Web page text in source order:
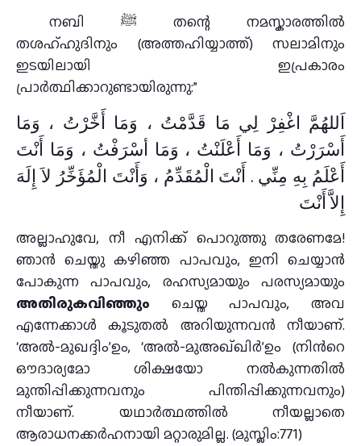
നബി ﷺ തന്റെ നമസ്കാരത്തിൽ
തശഹ്ഹുദിനും (അത്തഹിയ്യാത്ത്) സലാമിനും
ഇടയിലായി ഇപ്രകാരം
പ്രാർത്ഥിക്കാറുണ്ടായിരുന്നു:”
اَللهُمَّ اغْفِرْ لِي مَا قَدَّمْتُ ، وَمَا أَخَّرْتُ ، وَمَا
أَسْرَرْتُ ، وَمَا أَعْلَنْتُ ، وَمَا أسْرَفْتُ ، وَمَا أَنْتَ
أَعْلَمُ بِهِ مِنِّي . أَنْتَ الْمُقَدِّمُ ، وَأَنْتَ الْمُؤَخِّرُ لاَ إِلَهَ
إِلاَّ أَنْتَ
അല്ലാഹുവേ, നീ എനിക്ക് പൊറുത്തു തരേണമേ!
ഞാന്‍ ചെയ്തു കഴിഞ്ഞ പാപവും, ഇനി ചെയ്യാന്‍
പോകുന്ന പാപവും, രഹസ്യമായും പരസ്യമായും
അതിരുകവിഞ്ഞും ചെയ്ത പാപവും, അവ
എന്നേക്കാള്‍ കൂടുതല്‍ അറിയുന്നവന്‍ നീയാണ്.
‘അല്‍-മുഖദ്ദിം’ഉം, ‘അല്‍-മുഅഖ്ഖിര്‍’ഉം (നിന്‍റെ
ഔദാര്യമോ ശിക്ഷയോ നല്‍കുന്നതില്‍
മുന്തിപ്പിക്കുന്നവനും പിന്തിപ്പിക്കുന്നവനും)
നീയാണ്. യഥാര്‍ത്ഥത്തില്‍ നീയല്ലാതെ
ആരാധനക്കര്‍ഹനായി മറ്റാരുമില്ല. (മുസ്ലിം:771)